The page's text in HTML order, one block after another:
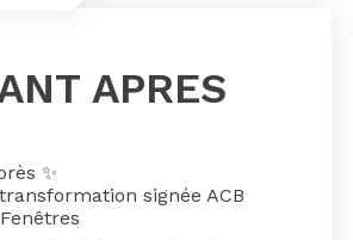
APRES
✨
signée ACB